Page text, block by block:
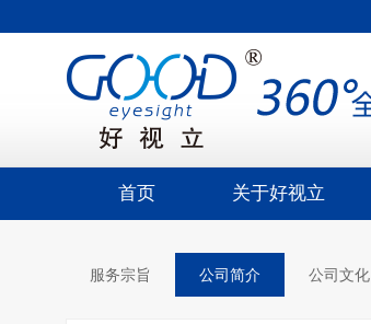
首页 关于好视立
服务宗旨 公司简介 公司文化